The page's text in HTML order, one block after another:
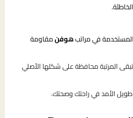
في مراتبهوفنمقاومة
تبقى المرتبة محافظة على شكلها الأصلي
طويل الأمد في راحتك وصحتك.